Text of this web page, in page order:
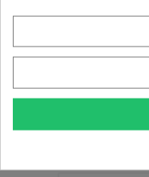
Aura 4,5ml